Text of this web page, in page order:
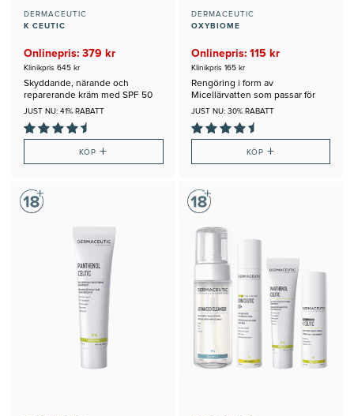
DERMACEUTIC
K CEUTIC
Onlinepris: 379 kr
Klinikpris 645 kr
Skyddande, närande och
reparerande kräm med SPF 50
JUST NU: 41% RABATT
KÖP+
DERMACEUTIC
OXYBIOME
Onlinepris: 115 kr
Klinikpris 165 kr
Rengöring i form av
Micellärvatten som passar för
alla Hudtyper
JUST NU: 30% RABATT
KÖP +